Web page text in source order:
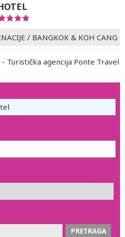
/ BANGKOK & KOH CANG
Turistička agencija Ponte Travel